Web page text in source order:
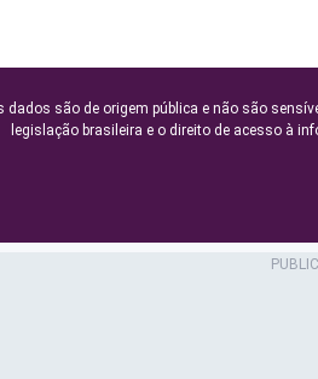
dados são de origem pública e não são
legislação brasileira e o direito de acesso à